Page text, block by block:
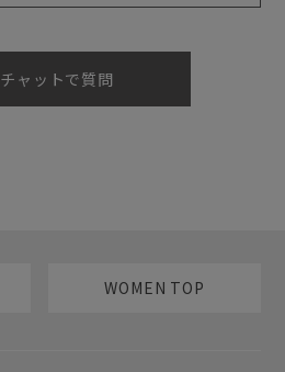
チャットで質問
WOMEN TOP